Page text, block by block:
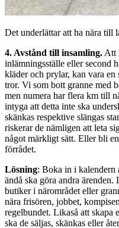
Det underlättar att ha nära till
4. Avstånd till insamling. Att
inlämningsställe eller second
kläder och prylar, kan vara en
tror. Vi som bott granne med
men numera har flera km till
intyga att detta inte ska
skänkas respektive slängas
riskerar de nämligen att leta
något märkligt sätt. Eller bli
förrådet.
Lösning: Boka in i kalendern
ändå ska göra andra
butiker i närområdet eller
nära frisören, jobbet,
regelbundet. Likaså att skapa
ska de säljas, skänkas eller